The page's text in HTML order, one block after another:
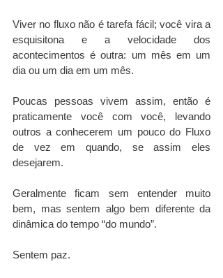
Viver no fluxo não é tarefa fácil; você vira a
esquisitona e a velocidade dos
acontecimentos é outra: um mês em um
dia ou um dia em um mês.
Poucas pessoas vivem assim, então é
praticamente você com você, levando
outros a conhecerem um pouco do Fluxo
de vez em quando, se assim eles
desejarem.
Geralmente ficam sem entender muito
bem, mas sentem algo bem diferente da
dinâmica do tempo “do mundo”.
Sentem paz.